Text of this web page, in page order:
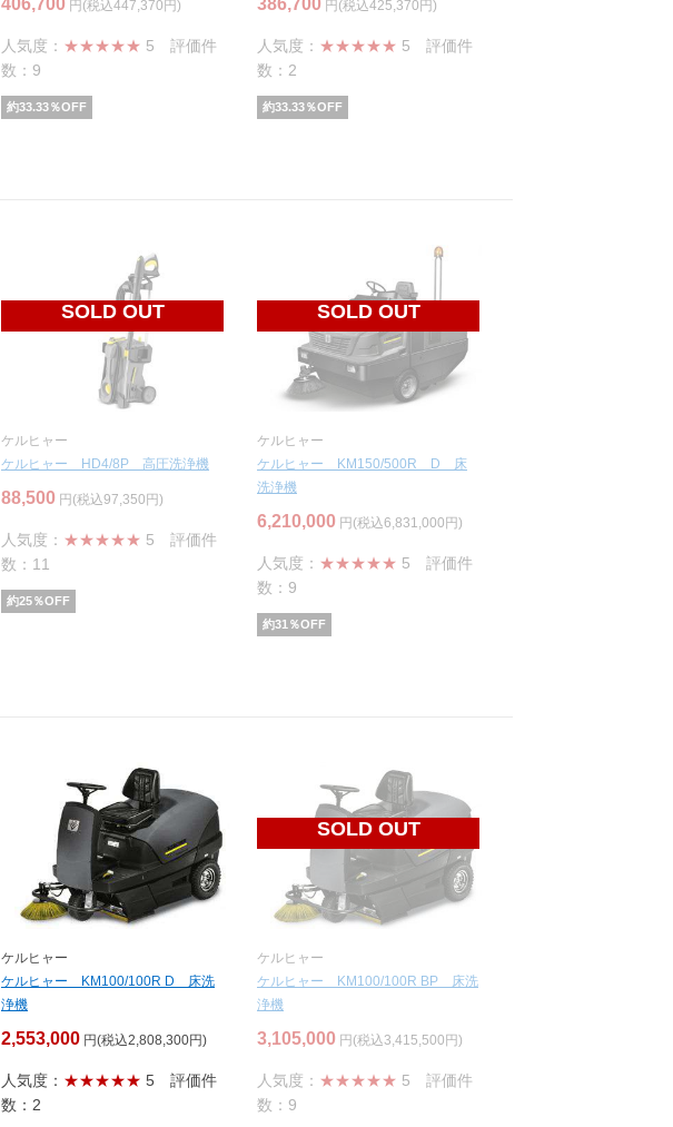
406,700 円(税込447,370円)
人気度： ★★★★★ 5 評価件
数：9
約33.33％OFF
386,700 円(税込425,370円)
人気度： ★★★★★ 5 評価件
数：2
約33.33％OFF
SOLD OUT
ケルヒャー
ケルヒャー HD4/8P 高圧洗浄機
88,500 円(税込97,350円)
人気度： ★★★★★ 5 評価件
数：11
約25％OFF
SOLD OUT
ケルヒャー
ケルヒャー KM150/500R D 床
洗浄機
6,210,000 円(税込6,831,000円)
人気度： ★★★★★ 5 評価件
数：9
約31 ％OFF
ケルヒャー
ケルヒャー KM100/100R D 床洗
浄機
2,553,000 円(税込2,808,300円)
人気度： ★★★★★ 5 評価件
数：2
SOLD OUT
ケルヒャー
ケルヒャー KM100/100R BP 床洗
浄機
3,105,000 円(税込3,415,500円)
人気度： ★★★★★ 5 評価件
数：9